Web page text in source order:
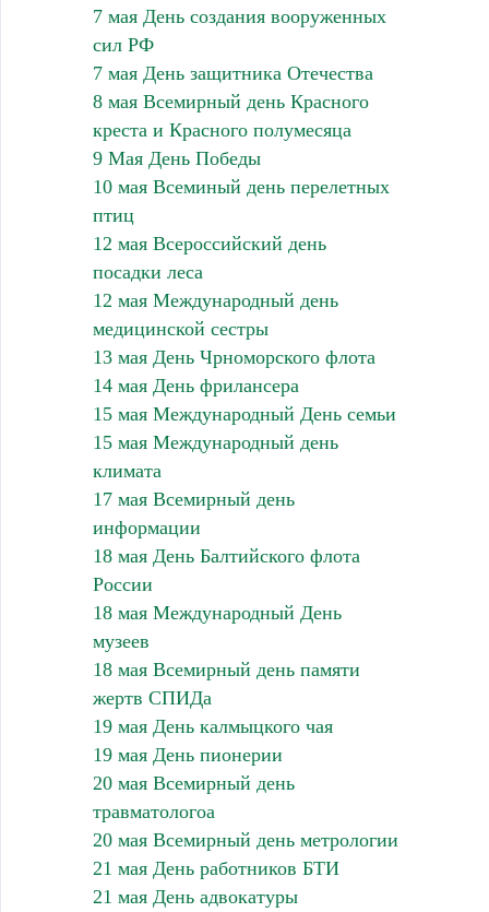
7 мая День создания вооруженных
сил РФ
7 мая День защитника Отечества
8 мая Всемирный день Красного
креста и Красного полумесяца
9 Мая День Победы
10 мая Всеминый день перелетных
птиц
12 мая Всероссийский день
посадки леса
12 мая Международный день
медицинской сестры
13 мая День Чрноморского флота
14 мая День фрилансера
15 мая Международный День семьи
15 мая Международный день
климата
17 мая Всемирный день
информации
18 мая День Балтийского флота
России
18 мая Международный День
музеев
18 мая Всемирный день памяти
жертв СПИДа
19 мая День калмыцкого чая
19 мая День пионерии
20 мая Всемирный день
травматологоа
20 мая Всемирный день метрологии
21 мая День работников БТИ
21 мая День адвокатуры